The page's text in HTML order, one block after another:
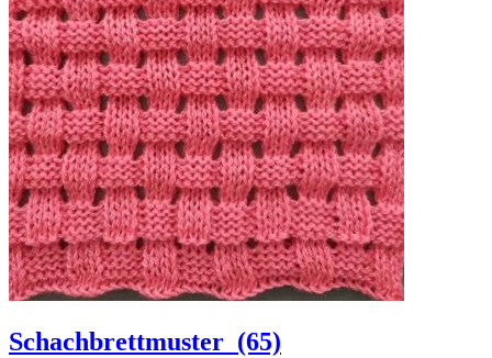
Schachbrettmuster (65)